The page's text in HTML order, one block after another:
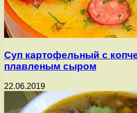
Суп картофельный с
плавленым сыром
22.06.2019